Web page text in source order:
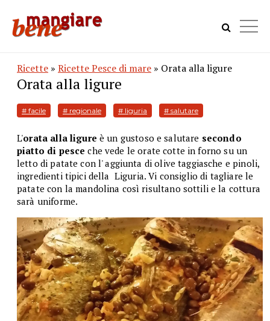
Ricette » Ricette Pesce di mare » Orata alla ligure
Orata alla ligure
# facile # regionale # liguria # salutare
L'orata alla ligureè un gustoso e salutare secondo
piatto di pesce che vede le orate cotte in forno su un
letto di patate con l' aggiunta di olive taggiasche e pinoli,
ingredienti tipici della Liguria. Vi consiglio di tagliare le
patate con la mandolina così risultano sottili e la cottura
sarà uniforme.